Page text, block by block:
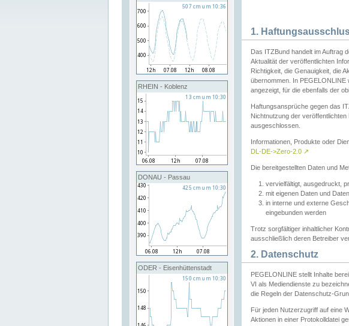
RHEIN - Koblenz
DONAU - Passau
ODER - Eisenhüttenstadt
1.
Das ITZBund handelt im Auftrag
Aktualität der veröffentlichten
Richtigkeit, die Genauigkeit, die
übernommen. In
angezeigt, für die ebenfalls der
Haftungsansprüche gegen das
Nichtnutzung der
ausgeschlossen.
Informationen, Produkte oder
DL-DE->Zero-2.0 ↗
Die bereitgestellten Daten und
vervielfältigt, ausgedruckt,
mit eigenen Daten und
in interne und externe
eingebunden werden
Trotz sorgfältiger inhaltlicher
ausschließlich deren Betreiber
2. Datenschutz
PEGELONLINE stellt Inhalte
VI als Mediendienste zu
die Regeln der Datenschutz-
Für jeden Nutzerzugriff auf eine
Aktionen in einer Protokolldatei